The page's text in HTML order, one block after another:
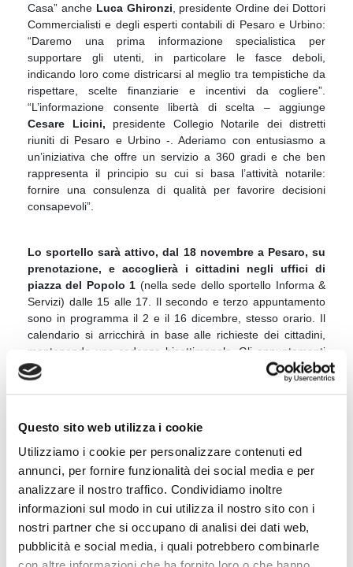
Questo sito web utilizza i cookie
Utilizziamo i cookie per personalizzare contenuti ed
annunci, per fornire funzionalità dei social media e per
analizzare il nostro traffico. Condividiamo inoltre
informazioni sul modo in cui utilizza il nostro sito con i
nostri partner che si occupano di analisi dei dati web,
pubblicità e social media, i quali potrebbero combinarle
Casa” anche Luca Ghironzi presidente Ordine dei Dottori
Commercialisti e degli esperti contabili di Pesaro e Urbino:
“Daremo una prima informazione specialistica per
supportare gli utenti, in particolare le fasce deboli,
indicando loro come districarsi al meglio tra tempistiche da
rispettare, scelte finanziarie e incentivi da cogliere”.
“L’informazione consente libertà di scelta – aggiunge
Cesare Licini, presidente Collegio Notarile dei distretti
riuniti di Pesaro e Urbino -. Aderiamo con entusiasmo a
un’iniziativa che offre un servizio a 360 gradi e che ben
rappresenta il principio su cui si basa l’attività notarile:
fornire una consulenza di qualità per favorire decisioni
consapevoli”.
Lo sportello sarà attivo, dal 18 novembre a Pesaro, su
prenotazione, e accoglierà i cittadini negli uffici di
piazza del Popolo 1 (nella sede dello sportello Informa &
Servizi) dalle 15 alle 17 . Il secondo eterzo appuntamento
sono in programma il 2 e il 16 dicembre, stesso orario. Il
calendario si arricchirà in base alle richieste dei cittadini,
mantenendo una cadenza bisettimanale. Gli appuntamenti
dovranno essere prenotati tramite mail a
urp@comune.pesaro.pu.it
dovrà essere indicata la
Telegram/ Skype al numero 333.6180142.
Roma, 5 novembre 2021
Fonte: Ufficio Stampa
condividi